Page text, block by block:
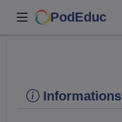
PodEduc
Informations